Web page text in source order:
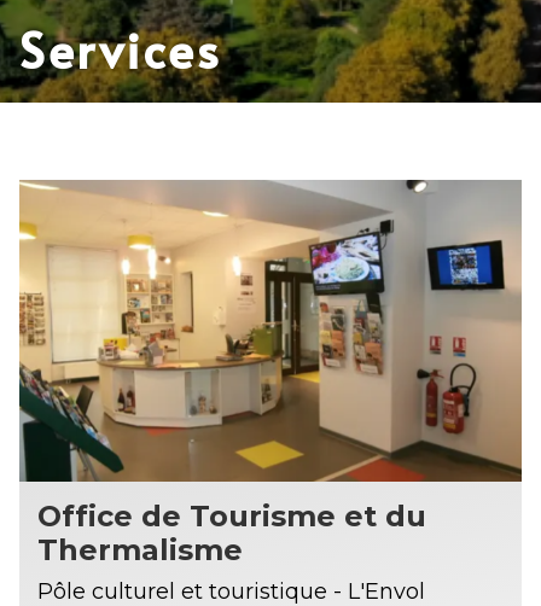
Services
Office de Tourisme et du
Thermalisme
Pôle culturel et touristique - L'Envol